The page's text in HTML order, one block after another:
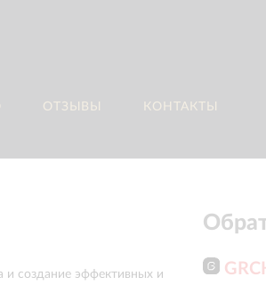
ОТЗЫВЫ КОНТАКТЫ
и создание эффективных и